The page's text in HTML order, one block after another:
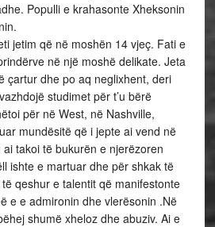
Populli e krahasonte Xheksonin
jetim që në moshën 14 vjeç. Fati e
në një moshë delikate. Jeta
çartur dhe po aq neglixhent, deri
studimet për t’u bërë
për në West, në Nashville,
mundësitë që i jepte ai vend në
takoi të bukurën e njerëzoren
ishte e martuar dhe për shkak të
qeshur e talentit që manifestonte
e e admironin dhe vlerësonin .Në
shumë xheloz dhe abuziv. Ai e